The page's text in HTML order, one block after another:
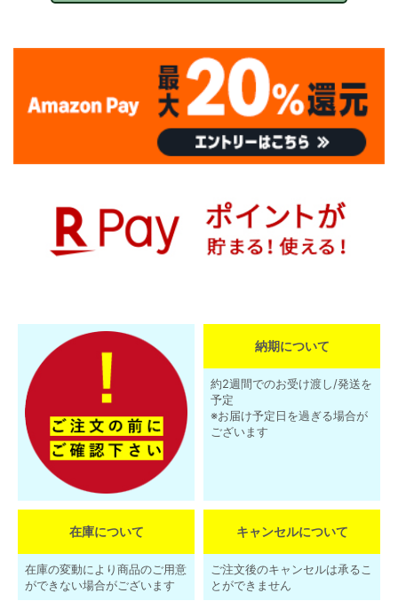
納期について
約2週間でのお受け渡し/発送を
予定
※お届け予定日を過ぎる場合が
ございます
在庫について
在庫の変動により商品のご用意
ができない場合がございます
キャンセルについて
ご注文後のキャンセルは承るこ
とができません